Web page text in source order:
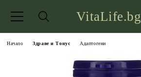
VitaLife.bg
Начало Здраве и Тонус Адаптогени